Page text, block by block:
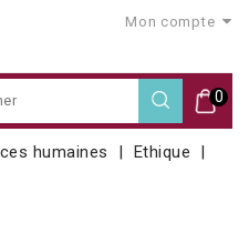
Mon compte
0
humaines
Ethique